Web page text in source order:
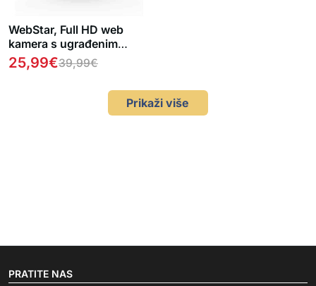
WebStar, Full HD web
kamera s ugrađenim
mikrofonom
25,99€39,99€
Prikaži više
PRATITE NAS